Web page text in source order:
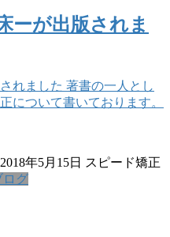
ーが出版されま
れました 著書の一人とし
について書いております。
2018年5月15日 スピード矯正
ログ